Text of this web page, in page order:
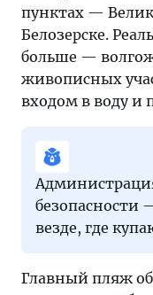
пунктах —
Белозерске.
больше —
живописных
входом в воду и
безопасности
везде, где
Главный пляж